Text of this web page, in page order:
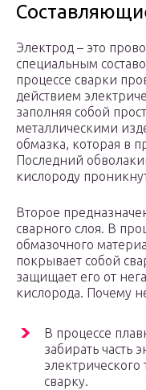
Электрод – это
специальным
процессе сварки
действием
заполняя собой
металлическими
обмазка, которая в
Последний
кислороду
Второе
сварного слоя. В
обмазочного
покрывает собой
защищает его от
кислорода. Почему
В процессе
забирать часть
электрического
сварку.